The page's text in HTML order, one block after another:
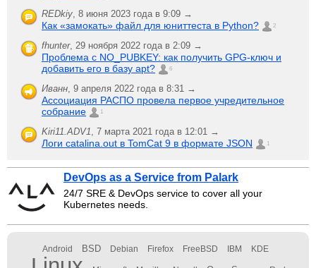
REDkiy, 8 июня 2023 года в 9:09 →
Как «замокать» файл для юниттеста в Python? 2
fhunter, 29 ноября 2022 года в 2:09 →
Проблема с NO_PUBKEY: как получить GPG-ключ и
добавить его в базу apt?
6
Иванн, 9 апреля 2022 года в 8:31 →
Ассоциация РАСПО провела первое учредительное
собрание
1
Kiri11.ADV1, 7 марта 2021 года в 12:01 →
Логи catalina.out в TomCat 9 в формате JSON 1
DevOps as a Service from Palark
24/7 SRE & DevOps service to cover all your
Kubernetes needs.
Android BSD Debian Firefox FreeBSD IBM KDE